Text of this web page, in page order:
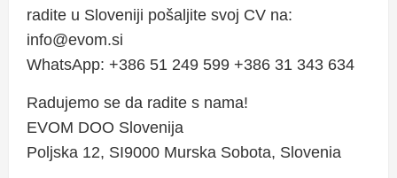
radite u Sloveniji pošaljite svoj CV na:
info@evom.si
WhatsApp: +386 51 249 599 +386 31 343 634
Radujemo se da radite s nama!
EVOM DOO Slovenija
Poljska 12, SI9000 Murska Sobota, Slovenia